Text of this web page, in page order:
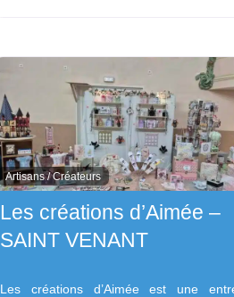
Artisans / Créateurs
Les créations d’Aimée –
SAINT VENANT
Les créations d’Aimée est une